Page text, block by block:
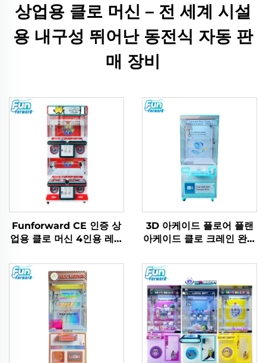
상업용 클로 머신 – 전 세계 시설
용 내구성 뛰어난 동전식 자동 판
매 장비
Funforward CE 인증 상
업용 클로 머신 4인용 레크
임 기계
3D 아케이드 플로어 플랜
아케이드 클로 크레인 완구
임 브랜드 아케이드 클로
머신